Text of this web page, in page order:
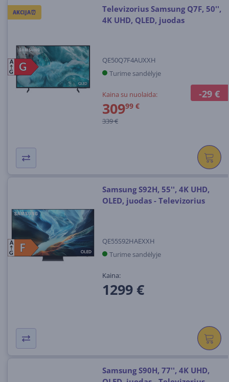
AKCIJA⏰
-29 €
G
G
A
G
Televizorius Samsung Q7F, 50'',
4K UHD, QLED, juodas
QE50Q7F4AUXXH
Turime sandėlyje
Kaina su nuolaida:
30999 €
339 €
F
F
A
G
Samsung S92H, 55'', 4K UHD,
OLED, juodas - Televizorius
QE55S92HAEXXH
Turime sandėlyje
Kaina:
1299 €
Samsung S90H, 77'', 4K UHD,